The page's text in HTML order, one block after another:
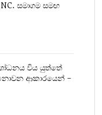
සමාගම සමඟ
විය යුත්තේ
ආකාරයෙන් –